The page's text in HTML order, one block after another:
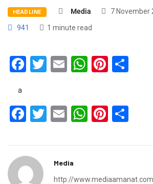
HEADLINE Media 7 November
941
1 minute read
Facebook
Twitter
EmailWhatsApp
a
Facebook
Twitter
EmailWhatsApp
Media
http://www.mediaamanat.com